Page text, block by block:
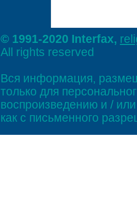
© 1991-2020 Interfax,
All rights reserved
Вся информация,
только для
воспроизведению и /
как с письменного